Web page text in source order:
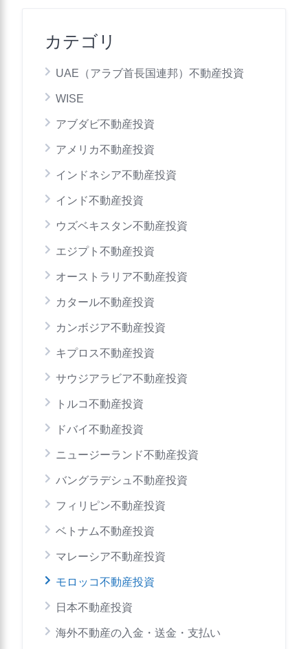
カテゴリ
UAE（アラブ首長国連邦）不動産投資
WISE
アブダビ不動産投資
アメリカ不動産投資
インドネシア不動産投資
インド不動産投資
ウズベキスタン不動産投資
エジプト不動産投資
オーストラリア不動産投資
カタール不動産投資
カンボジア不動産投資
キプロス不動産投資
サウジアラビア不動産投資
トルコ不動産投資
ドバイ不動産投資
ニュージーランド不動産投資
バングラデシュ不動産投資
フィリピン不動産投資
ベトナム不動産投資
マレーシア不動産投資
モロッコ不動産投資
日本不動産投資
海外不動産の入金・送金・支払い